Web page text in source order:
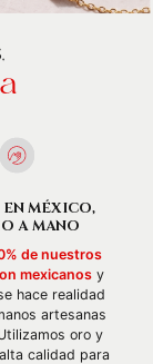
MÉXICO,
A MANO
de nuestros
mexicanosy
hace realidad
artesanas
oro y
calidad para